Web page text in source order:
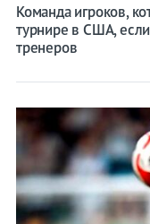
Команда игроков,
турнире в США,
тренеров